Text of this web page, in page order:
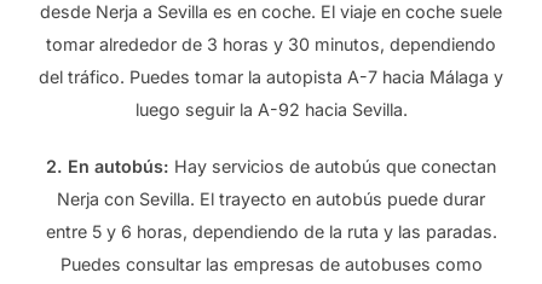
desde Nerja a Sevilla es en coche. El viaje en coche suele
tomar alrededor de 3 horas y 30 minutos, dependiendo
del tráfico. Puedes tomar la autopista A-7 hacia Málaga y
luego seguir la A-92 hacia Sevilla.
2. En autobús: Hay servicios de autobús que conectan
Nerja con Sevilla. El trayecto en autobús puede durar
entre 5 y 6 horas, dependiendo de la ruta y las paradas.
Puedes consultar las empresas de autobuses como